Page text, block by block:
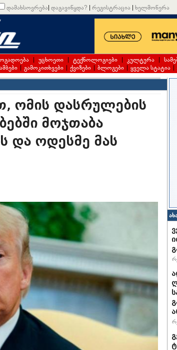
დამახსოვრება| დაგავიწყდა? | რეგისტრაცია | ხელმოწერა
| უცხოეთი | ტექნოლოგიები | კულტურა |
| გამოკითხვები | ქვიზები | ბლოგები | ყველა სტატია |
ომის დასრულების
მოჯთაბა
და ოდესმე მას